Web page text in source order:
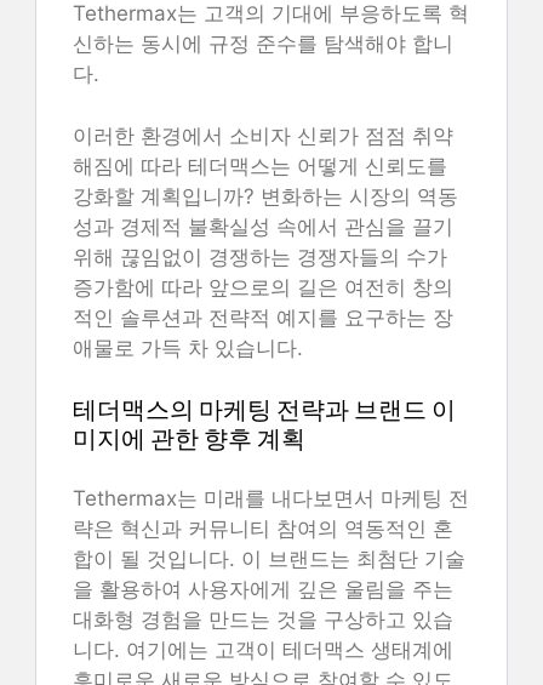
Tethermax는 고객의 기대에 부응하도록 혁
신하는 동시에 규정 준수를 탐색해야 합니
다.
이러한 환경에서 소비자 신뢰가 점점 취약
해짐에 따라 테더맥스는 어떻게 신뢰도를
강화할 계획입니까? 변화하는 시장의 역동
성과 경제적 불확실성 속에서 관심을 끌기
위해 끊임없이 경쟁하는 경쟁자들의 수가
증가함에 따라 앞으로의 길은 여전히 창의
적인 솔루션과 전략적 예지를 요구하는 장
애물로 가득 차 있습니다.
테더맥스의 마케팅 전략과 브랜드 이
미지에 관한 향후 계획
Tethermax는 미래를 내다보면서 마케팅 전
략은 혁신과 커뮤니티 참여의 역동적인 혼
합이 될 것입니다. 이 브랜드는 최첨단 기술
을 활용하여 사용자에게 깊은 울림을 주는
대화형 경험을 만드는 것을 구상하고 있습
니다. 여기에는 고객이 테더맥스 생태계에
흥미로운 새로운 방식으로 참여할 수 있도